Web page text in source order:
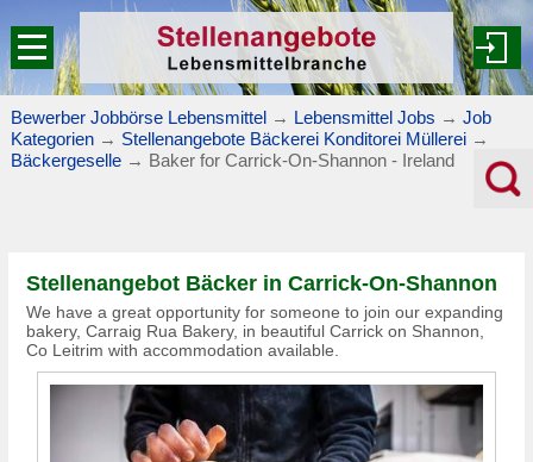
Bewerber Jobbörse Lebensmittel → Lebensmittel Jobs → Job
Kategorien → Stellenangebote Bäckerei Konditorei Müllerei →
Bäckergeselle → Baker for Carrick-On-Shannon - Ireland
Stellenangebot Bäcker in Carrick-On-Shannon
We have a great opportunity for someone to join our expanding
bakery, Carraig Rua Bakery, in beautiful Carrick on Shannon,
Co Leitrim with accommodation available.